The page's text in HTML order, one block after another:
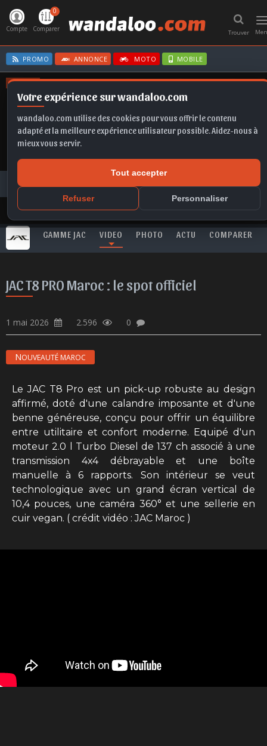
Votre expérience sur wandaloo.com
wandaloo.com utilise des cookies pour vous offrir le contenu
adapté et la meilleure expérience utilisateur possible. Aidez-nous à
mieux vous servir.
Tout accepter
Refuser Personnaliser
Trouver
Compte
0
Comparer
PROMO ANNONCE MOTO MOBILE
OFFRES
IBIZA GRANDLAND
T8 PRO
JAC T8 PRO Maroc : le spot officiel
GAMME JAC VIDEO PHOTO ACTU COMPARER
JAC T8 PRO Maroc : le spot officiel
1 mai 2026 2.596 0
NOUVEAUTÉ MAROC
Le JAC T8 Pro est un pick-up robuste au design
affirmé, doté d'une calandre imposante et d'une
benne généreuse, conçu pour offrir un équilibre
entre utilitaire et confort moderne. Equipé d'un
moteur 2.0 l Turbo Diesel de 137 ch associé à une
transmission 4x4 débrayable et une boîte
manuelle à 6 rapports. Son intérieur se veut
technologique avec un grand écran vertical de
10,4 pouces, une caméra 360° et une sellerie en
cuir vegan. ( crédit vidéo : JAC Maroc )